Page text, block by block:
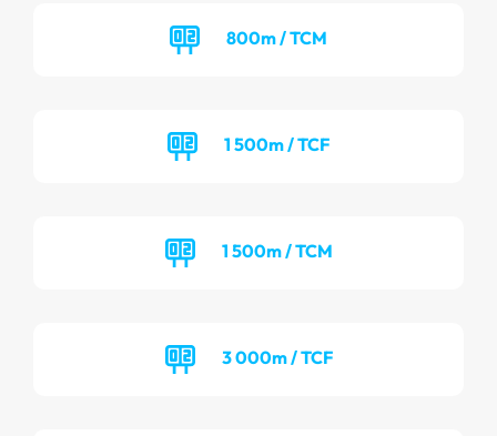
800m / TCM
1 500m / TCF
1 500m / TCM
3 000m / TCF